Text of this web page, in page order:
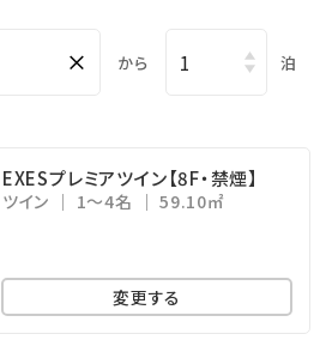
料） ⇒ 24時間営業（3階）
います。
す。
、「Dinner」→「詳細を見る」よ
× から 泊
EXESプレミアツイン【8F・禁煙】
ツイン 1～4名 59.10㎡
変更する